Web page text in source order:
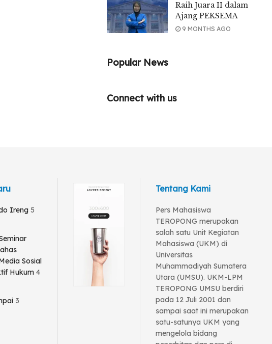
Raih Juara II dalam
Ajang PEKSEMA
9 MONTHS AGO
Popular News
Connect with us
Ireng 5
Sosial
Hukum 4
3
Tentang Kami
Pers Mahasiswa
TEROPONG merupakan
salah satu Unit Kegiatan
Mahasiswa (UKM) di
Universitas
Muhammadiyah Sumatera
Utara (UMSU). UKM-LPM
TEROPONG UMSU berdiri
pada 12 Juli 2001 dan
sampai saat ini merupakan
satu-satunya UKM yang
mengelola bidang